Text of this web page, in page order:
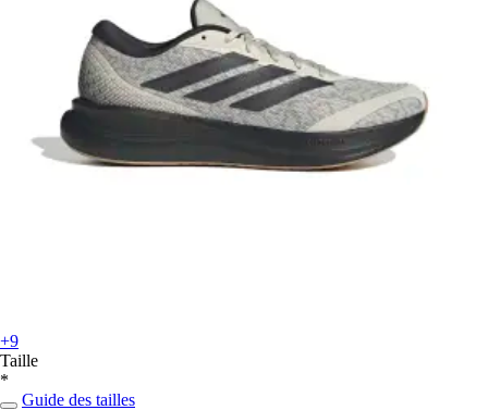
+9
Taille
*
Guide des tailles